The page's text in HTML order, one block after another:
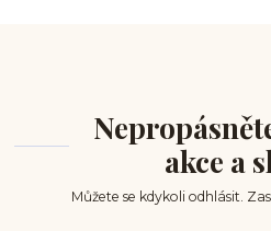
akce a
Můžete se kdykoli odhlásit.